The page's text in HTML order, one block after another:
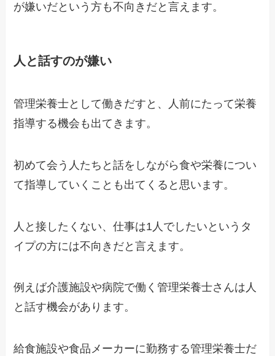
が嫌いだという方も不向きだと言えます。
人と話すのが嫌い
管理栄養士として働きだすと、人前にたって栄養
指導する機会も出てきます。
初めて会う人たちと話をしながら食や栄養につい
て指導していくことも出てくると思います。
人と接したくない、仕事は1人でしたいというタ
イプの方には不向きだと言えます。
例えば介護施設や病院で働く管理栄養士さんは人
と話す機会があります。
給食施設や食品メーカーに勤務する管理栄養士だ